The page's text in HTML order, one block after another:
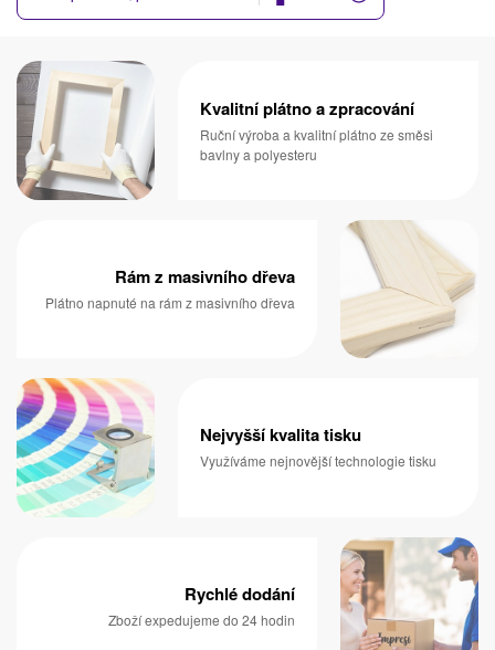
Kvalitní plátno a zpracování
Ruční výroba a kvalitní plátno ze směsi
bavlny a polyesteru
Rám z masivního dřeva
Plátno napnuté na rám z masivního dřeva
Nejvyšší kvalita tisku
Využíváme nejnovější technologie tisku
Rychlé dodání
Zboží expedujeme do 24 hodin